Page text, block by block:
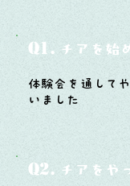
Q1. チアを始
体験会を通して
いました
Q2. チアをや